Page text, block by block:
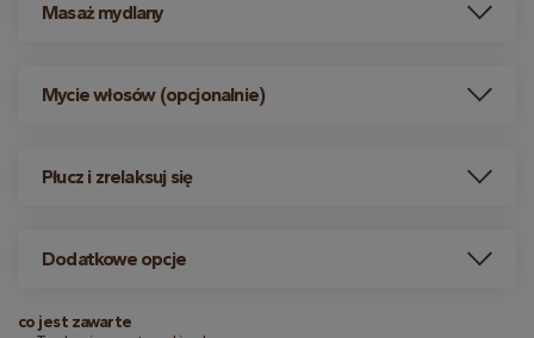
Masaż mydlany
Mycie włosów (opcjonalnie)
Płucz i zrelaksuj się
Dodatkowe opcje
co jest zawarte